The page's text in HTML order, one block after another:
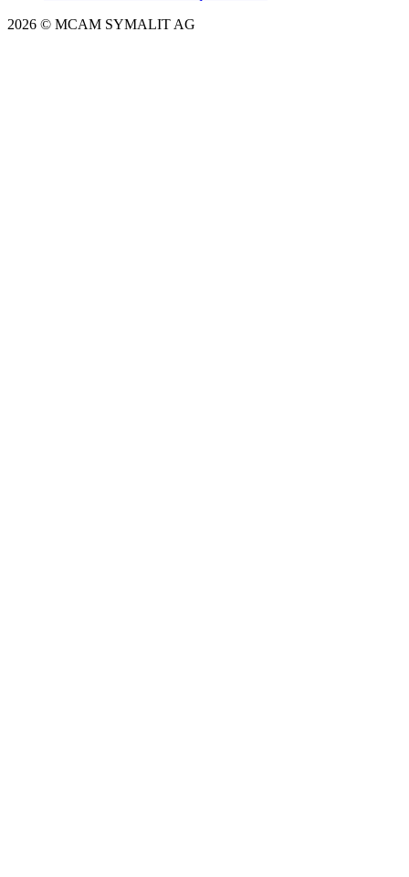
2026 © MCAM SYMALIT AG